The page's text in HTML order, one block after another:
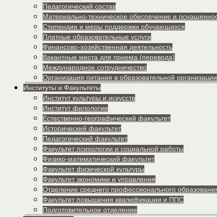
Педагогический состав
Материально-техническое обеспечение и
Стипендии и меры поддержки обучающихся
Платные образовательные услуги
Финансово-хозяйственная деятельность
Вакантные места для приема (перевода)
Международное сотрудничество
Организация питания в образовательной организации
Институты и Факультеты
Институт культуры и искусств
Институт филологии
Естественно-географический факультет
Исторический факультет
Педагогический факультет
Факультет психологии и социальной работы
Физико-математический факультет
Факультет физической культуры
Факультет экономики и управления
Отделение среднего профессионального
Факультет повышения квалификации и ППС
Подготовительное отделение